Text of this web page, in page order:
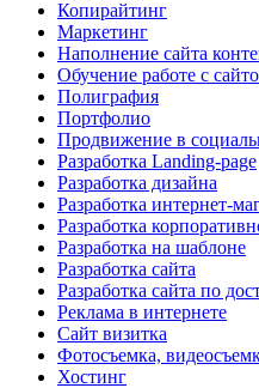
Копирайтинг
Маркетинг
Наполнение сайта
Обучение работе с
Полиграфия
Портфолио
Продвижение в
Разработка Landing-page
Разработка дизайна
Разработка интернет-
Разработка
Разработка на шаблоне
Разработка сайта
Разработка сайта по
Реклама в интернете
Сайт визитка
Фотосъемка,
Хостинг